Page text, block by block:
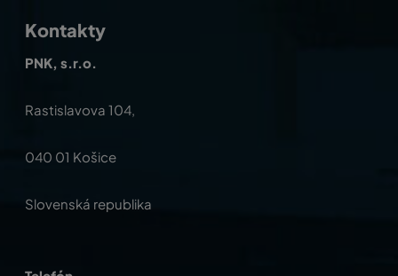
Kontakty
PNK, s.r.o.
Rastislavova 104,
040 01 Košice
Slovenská republika